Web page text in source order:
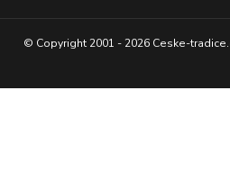
© Copyright 2001 - 2026 Ceske-